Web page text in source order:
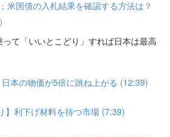
米国債の入札結果を確認する方法は？
て「いいとこどり」すれば日本は最高
本の物価が5倍に跳ね上がる (12:39)
】利下げ材料を待つ市場 (7:39)